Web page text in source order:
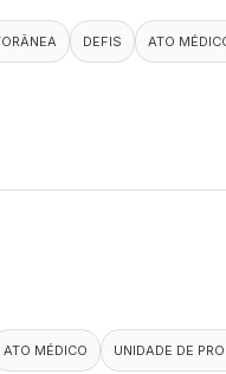
DEFIS
ATO
ATO MÉDICO UNIDADE DE